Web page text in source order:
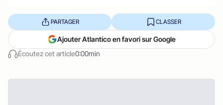
Écoutez cet article0:00min
PARTAGER CLASSER
Ajouter Atlantico en favori sur Google